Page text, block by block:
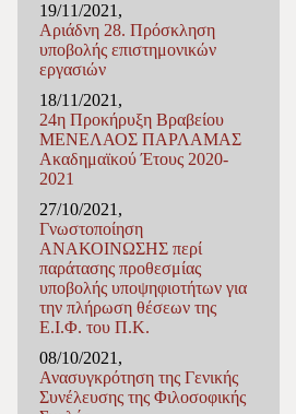
19/11/2021,
Αριάδνη 28. Πρόσκληση
υποβολής επιστημονικών
εργασιών
18/11/2021,
24η Προκήρυξη Βραβείου
ΜΕΝΕΛΑΟΣ ΠΑΡΛΑΜΑΣ
Ακαδημαϊκού Έτους 2020-
2021
27/10/2021,
Γνωστοποίηση
ΑΝΑΚΟΙΝΩΣΗΣ περί
παράτασης προθεσμίας
υποβολής υποψηφιοτήτων για
την πλήρωση θέσεων της
Ε.Ι.Φ. του Π.K.
08/10/2021,
Ανασυγκρότηση της Γενικής
Συνέλευσης της Φιλοσοφικής